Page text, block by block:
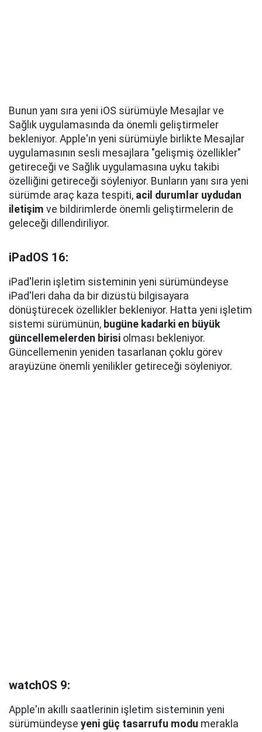
Bunun yanı sıra yeni iOS sürümüyle Mesajlar ve
Sağlık uygulamasında da önemli geliştirmeler
bekleniyor. Apple'ın yeni sürümüyle birlikte Mesajlar
uygulamasının sesli mesajlara "gelişmiş özellikler"
getireceği ve Sağlık uygulamasına uyku takibi
özelliğini getireceği söyleniyor. Bunların yanı sıra yeni
sürümde araç kaza tespiti, acil durumlar uydudan
iletişim ve bildirimlerde önemli geliştirmelerin de
geleceği dillendiriliyor.
iPadOS 16:
iPad'lerin işletim sisteminin yeni sürümündeyse
iPad'leri daha da bir dizüstü bilgisayara
dönüştürecek özellikler bekleniyor. Hatta yeni işletim
sistemi sürümünün, bugüne kadarki en büyük
güncellemelerden birisi olması bekleniyor.
Güncellemenin yeniden tasarlanan çoklu görev
arayüzüne önemli yenilikler getireceği söyleniyor.
watchOS 9:
Apple'ın akıllı saatlerinin işletim sisteminin yeni
sürümündeyse yeni güç tasarrufu modu merakla